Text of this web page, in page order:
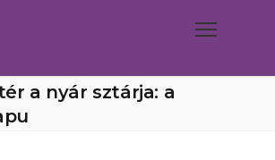
a nyár sztárja: a